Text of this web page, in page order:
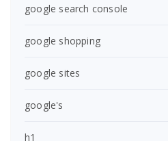
google search console
google shopping
google sites
google's
h1